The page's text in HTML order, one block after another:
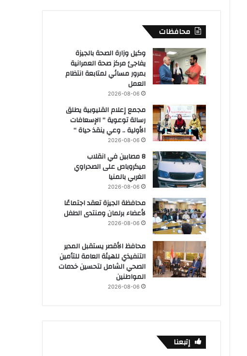
محافظات
وكيل وزارة الصحة بالجيزة
يفاجئ مركز صحة العمرانية
بمرور مسائي لمتابعة انتظام
العمل
2026-08-06
مجمع إعلام القليوبية يطلق
رسالة توعوية ” الإسعافات
الأولية .. وعي ينقذ حياة “
2026-08-06
8 مصابين في انقلاب
ميكروباص على الصحراوي
الغربي بالمنيا
2026-08-06
محافظة الجيزة تعقد اجتماعًا
لأعضاء برلمان ومنتدى الطفل
2026-08-06
محافظ الأقصر يستقبل المدير
التنفيذي للهيئة العامة للتأمين
الصحي الشامل لتحسين خدمات
المواطنين
2026-08-06
إتبعنا